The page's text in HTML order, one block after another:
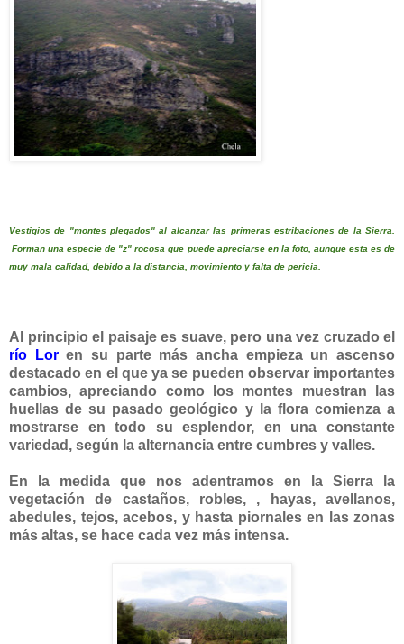
Vestigios de "montes plegados" al alcanzar las primeras estribaciones de la Sierra.
Forman una especie de "z" rocosa que puede apreciarse en la foto, aunque esta es de
muy mala calidad, debido a la distancia, movimiento y falta de pericia.
Al principio el paisaje es suave, pero una vez cruzado el
río Loren su parte más ancha empieza un ascenso
destacado en el que ya se pueden observar importantes
cambios, apreciando como los montes muestran las
huellas de su pasado geológico y la flora comienza a
mostrarse en todo su esplendor, en una constante
variedad, según la alternancia entre cumbres y valles.
En la medida que nos adentramos en la Sierra la
vegetación de castaños, robles, , hayas, avellanos,
abedules, tejos, acebos, y hasta piornales en las zonas
más altas, se hace cada vez más intensa.